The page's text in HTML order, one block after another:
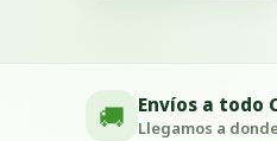
🚚 Envíos a todo
Llegamos a